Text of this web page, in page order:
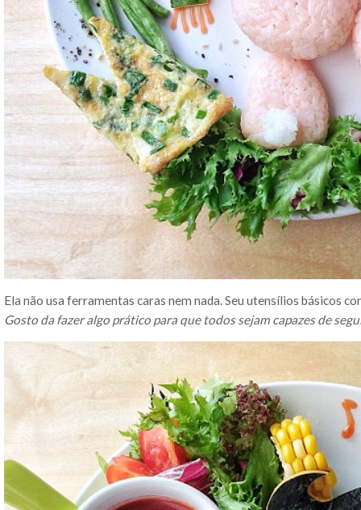
Ela não usa ferramentas caras nem nada. Seu utensílios básicos
Gosto da fazer algo prático para que todos sejam capazes de